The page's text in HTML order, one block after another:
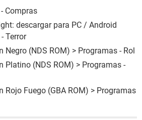
Compras
descargar para PC / Android
Terror
Negro (NDS ROM) > Programas - Rol
Platino (NDS ROM) > Programas -
Rojo Fuego (GBA ROM) > Programas